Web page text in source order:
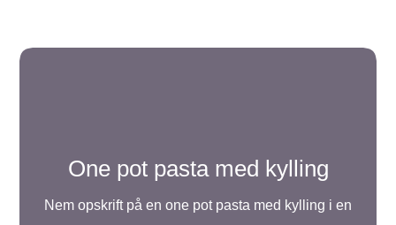
One pot pasta med kylling
Nem opskrift på en one pot pasta med kylling i en